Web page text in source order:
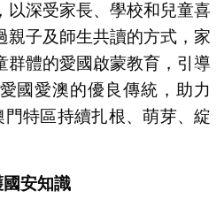
以深受家長、學校和兒童喜
親子及師生共讀的方式，家
群體的愛國啟蒙教育，引導
國愛澳的優良傳統，助力
門特區持續扎根、萌芽、綻
安知識